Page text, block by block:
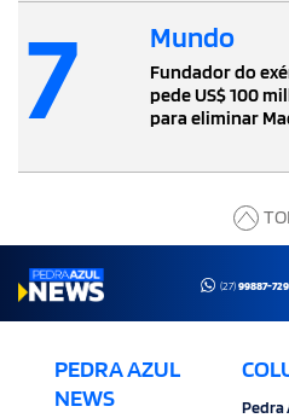
7 Mundo
Fundador do
pede US$ 100
para eliminar
(27)99887-
PEDRA AZUL
NEWS
Pedra